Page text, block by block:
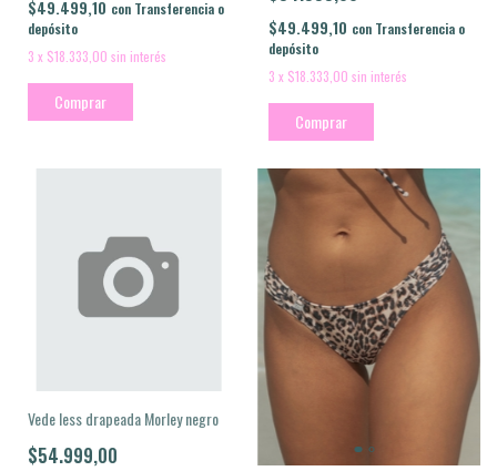
$49.499,10 con Transferencia o
depósito
3 x $18.333,00 sin interés
Comprar
$49.499,10 con Transferencia o
depósito
3 x $18.333,00 sin interés
Comprar
Vede less drapeada Morley negro
$54.999,00